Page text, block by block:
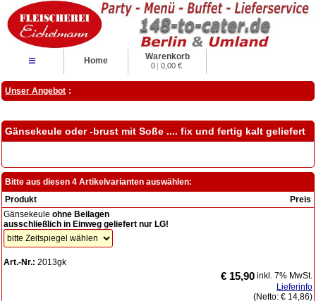
≡ Home Warenkorb
0 | 0,00 €
Unser Angebot :
Gänsekeule oder -brust mit Soße .... fix und fertig kalt geliefert
Bitte aus diesen 4 Artikelvarianten auswählen:
Produkt
Preis
Gänsekeule ohne Beilagen
ausschließlich in Einweg geliefert nur LG!
Art.-Nr.: 2013gk
€ 15,90 inkl. 7% MwSt.
Lieferinfo
(Netto: € 14,86)